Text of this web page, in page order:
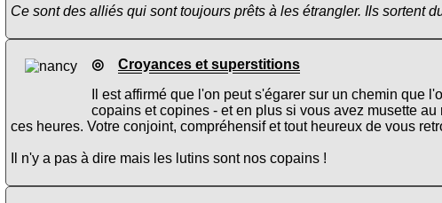
Ce sont des alliés qui sont toujours prêts à les étrangler. Ils sortent
◎ Croyances et superstitions
Il est affirmé que l'on peut s'égarer sur un chemin que
copains et copines - et en plus si vous avez musette
ces heures. Votre conjoint, compréhensif et tout heureux de vous
Il n'y a pas à dire mais les lutins sont nos copains !